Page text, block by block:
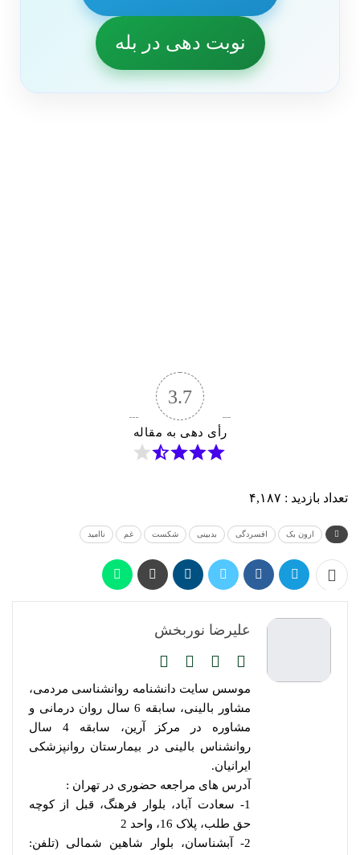
نوبت دهی در بله
3.7
رأی دهی به مقاله
تعداد بازدید : ۴,۱۸۷
ارون بک افسردگی بدبینی شکست غم ناامید
علیرضا نوربخش
موسس سایت دانشنامه روانشناسی مردمی،
مشاور بالینی، سابقه 6 سال روان درمانی و
مشاوره در مرکز آرین، سابقه 4 سال
روانشناس بالینی در بیمارستان روانپزشکی
ایرانیان.
آدرس های مراجعه حضوری در تهران :
1- سعادت آباد، بلوار فرهنگ، قبل از کوچه
حق طلب، پلاک 16، واحد 2
2- آبشناسان، بلوار شاهین شمالی (تلفن: